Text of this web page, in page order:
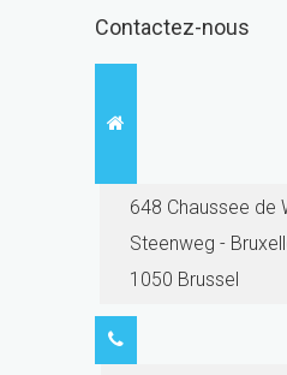
Contactez-nous
648 Chaussee de
Steenweg -
1050 Brussel